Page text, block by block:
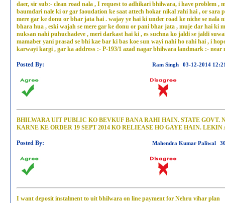
daer, sir sub:- clean road nala , I request to adhikari bhilwara, i have problem ,
baumdari nale ki or gar faoudation ke saat attech hokar nikal rahi hai , or sara
mere gar ke donu or bhar jata hai . wajay ye hai ki under road ke niche se nala
bhara hua , eski wajah se mere gar ke donu or pani bhar jata , muje dar hai ki
nuksan nahi puhuchadeve , meri darkast hai ki , es suchna ko jaldi se jaldi
mamaber yani prasad se bhi kae bar ki bas koe sun wayi nahi ho rahi hai , i
karwayi kargi , gar ka address :- P-193/1 azad nagar bhilwara landmark :-
Posted By: Ram Singh 03-12-2014
BHILWARA UIT PUBLIC KO BEVKUF BANA RAHI HAIN. STATE GOVT.
KARNE KE ORDER 19 SEPT 2014 KO RELIEASE HO GAYE HAIN.
Posted By: Mahendra Kumar Paliwal
I want deposit instalment to uit bhilwara on line payment for Nehru vihar plan